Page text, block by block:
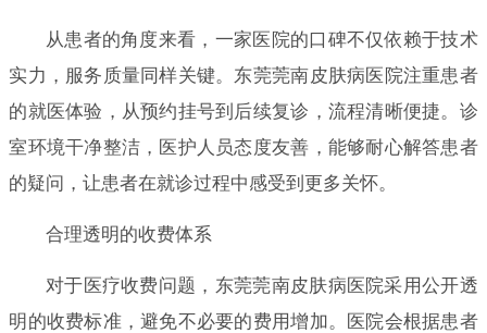
从患者的角度来看，一家医院的口碑不仅依赖于技术
实力，服务质量同样关键。东莞莞南皮肤病医院注重患者
的就医体验，从预约挂号到后续复诊，流程清晰便捷。诊
室环境干净整洁，医护人员态度友善，能够耐心解答患者
的疑问，让患者在就诊过程中感受到更多关怀。
合理透明的收费体系
对于医疗收费问题，东莞莞南皮肤病医院采用公开透
明的收费标准，避免不必要的费用增加。医院会根据患者